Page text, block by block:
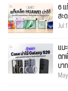
6
สะ
Jul
แน
ตก
บา